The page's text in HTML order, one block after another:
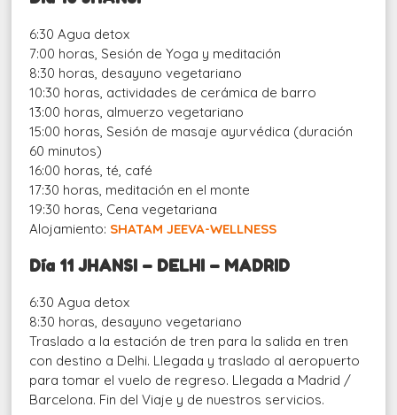
6:30 Agua detox
7:00 horas, Sesión de Yoga y meditación
8:30 horas, desayuno vegetariano
10:30 horas, actividades de cerámica de barro
13:00 horas, almuerzo vegetariano
15:00 horas, Sesión de masaje ayurvédica (duración
60 minutos)
16:00 horas, té, café
17:30 horas, meditación en el monte
19:30 horas, Cena vegetariana
Alojamiento: SHATAM JEEVA-WELLNESS
Día 11 JHANSI – DELHI – MADRID
6:30 Agua detox
8:30 horas, desayuno vegetariano
Traslado a la estación de tren para la salida en tren
con destino a Delhi. Llegada y traslado al aeropuerto
para tomar el vuelo de regreso. Llegada a Madrid /
Barcelona. Fin del Viaje y de nuestros servicios.